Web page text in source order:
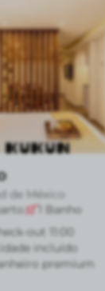
de México
Banho
out 11:00
incluído
premium